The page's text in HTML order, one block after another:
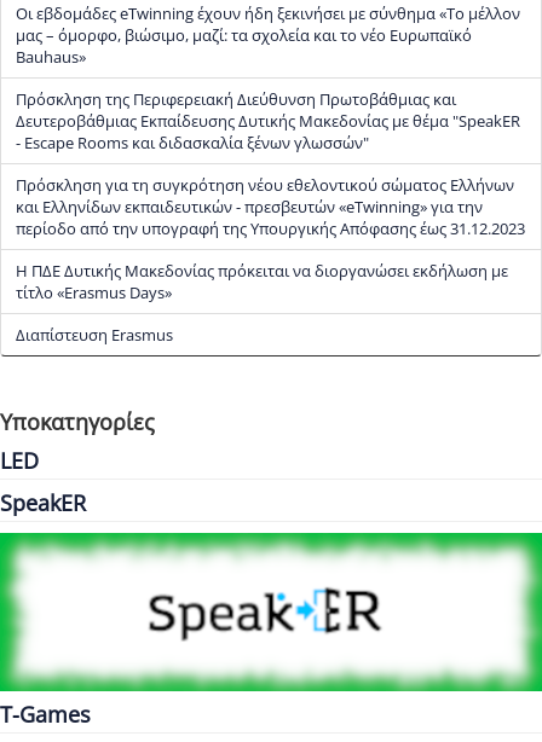
Οι εβδομάδες eTwinning έχουν ήδη ξεκινήσει με σύνθημα «Το μέλλον
μας – όμορφο, βιώσιμο, μαζί: τα σχολεία και το νέο Ευρωπαϊκό
Bauhaus»
Πρόσκληση της Περιφερειακή Διεύθυνση Πρωτοβάθμιας και
Δευτεροβάθμιας Εκπαίδευσης Δυτικής Μακεδονίας με θέμα "SpeakER
- Escape Rooms και διδασκαλία ξένων γλωσσών"
Πρόσκληση για τη συγκρότηση νέου εθελοντικού σώματος Ελλήνων
και Ελληνίδων εκπαιδευτικών - πρεσβευτών «eTwinning» για την
περίοδο από την υπογραφή της Υπουργικής Απόφασης έως 31.12.2023
Η ΠΔΕ Δυτικής Μακεδονίας πρόκειται να διοργανώσει εκδήλωση με
τίτλο «Erasmus Days»
Διαπίστευση Erasmus
Υποκατηγορίες
LED
SpeakER
T-Games